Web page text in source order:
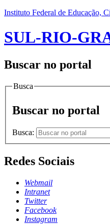
Instituto Federal de Educação,
SUL-RIO-
Buscar no portal
Busca
Buscar no portal
Busca:
Redes Sociais
Webmail
Intranet
Twitter
Facebook
Instagram